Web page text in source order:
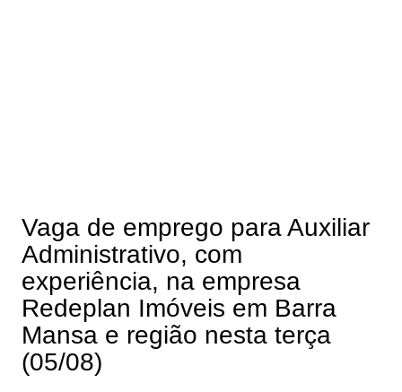
Vaga de emprego para Auxiliar
Administrativo, com
experiência, na empresa
Redeplan Imóveis em Barra
Mansa e região nesta terça
(05/08)